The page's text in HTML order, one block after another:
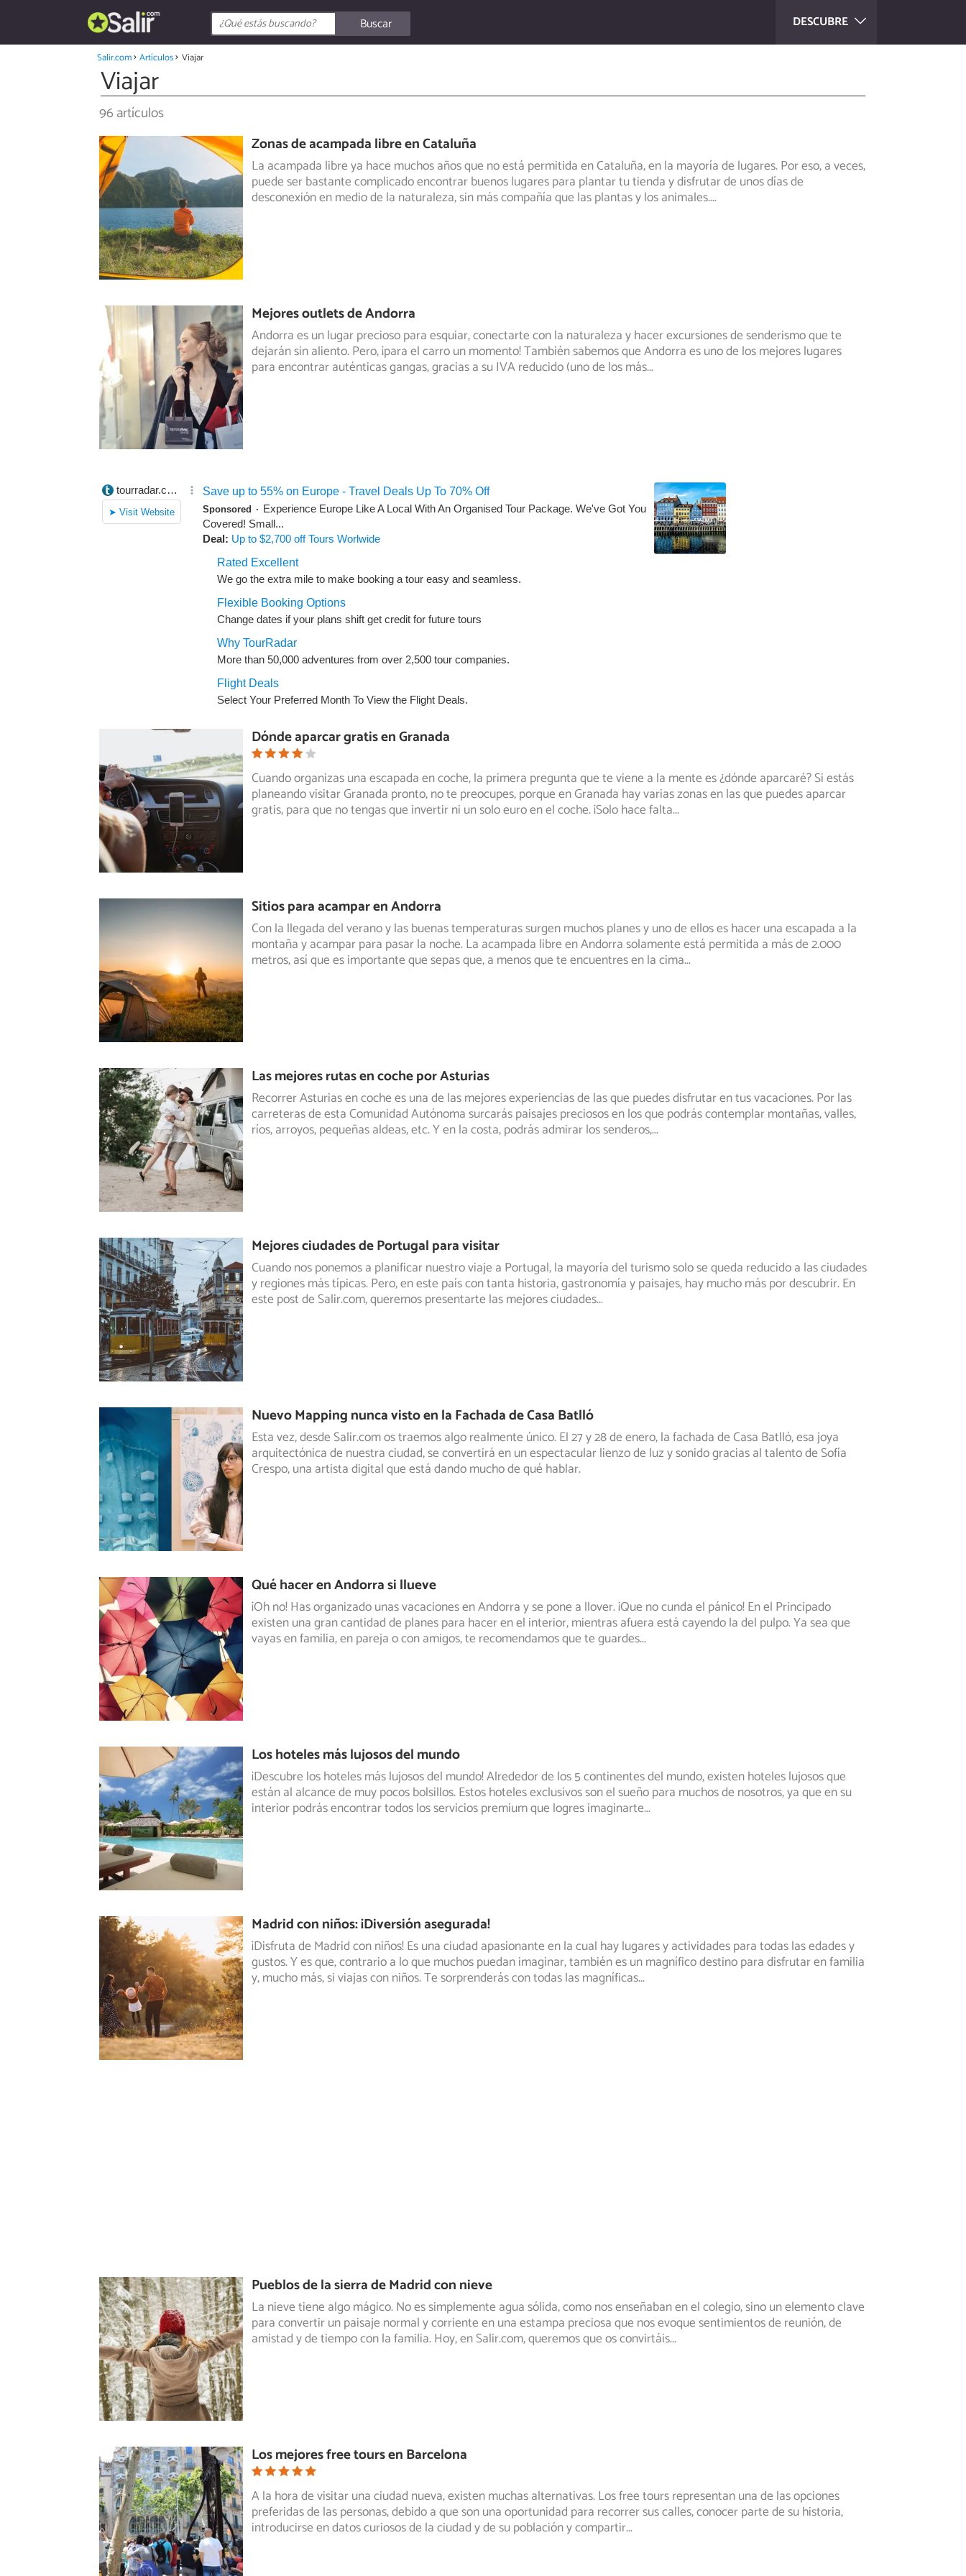
DESCUBRE
Buscar
Salir.com Artículos Viajar
Viajar
96 artículos
Zonas de acampada libre en Cataluña
La acampada libre ya hace muchos años que no está permitida en Cataluña, en la mayoría de lugares. Por eso, a veces,
puede ser bastante complicadoencontrar buenos lugares para plantar tu tienda y disfrutar de unos días de
desconexión en medio de la naturaleza, sin más compañía que las plantas y los animales....
Mejores outlets de Andorra
Andorra es un lugar precioso para esquiar, conectarte con la naturaleza y hacer excursiones de senderismo que te
dejarán sin aliento. Pero,¡para el carro un momento! También sabemos que Andorra es uno de los mejores lugares
para encontrar auténticas gangas, gracias a su IVA reducido (uno de los más...
Dónde aparcar gratis en Granada
Cuando organizas una escapada en coche, la primera pregunta que te viene a la mente es ¿dónde aparcaré? Si estás
planeando visitar Granada pronto,no te preocupes, porque en Granada hay varias zonas en las que puedes aparcar
gratis, para que no tengas que invertir ni un solo euro en el coche. ¡Solo hace falta...
Sitios para acampar en Andorra
Con la llegada del verano y las buenas temperaturas surgen muchos planes y uno de ellos es hacer una escapada a la
montaña y acampar para pasarla noche. La acampada libre en Andorra solamente está permitida a más de 2.000
metros, así que es importante que sepas que, a menos que te encuentres en la cima...
Las mejores rutas en coche por Asturias
Recorrer Asturias en coche es una de las mejores experiencias de las que puedes disfrutar en tus vacaciones. Por las
carreteras de esta ComunidadAutónoma surcarás paisajes preciosos en los que podrás contemplar montañas, valles,
ríos, arroyos, pequeñas aldeas, etc. Y en la costa, podrás admirar los senderos,...
Mejores ciudades de Portugal para visitar
Cuando nos ponemos a planificar nuestro viaje a Portugal, la mayoría del turismo solo se queda reducido a las ciudades
y regiones más típicas.Pero, en este país con tanta historia, gastronomía y paisajes, hay mucho más por descubrir. En
este post de Salir.com, queremos presentarte las mejores ciudades...
Nuevo Mapping nunca visto en la Fachada de Casa Batlló
Esta vez, desde Salir.com os traemos algo realmente único. El 27 y 28 de enero, la fachada de Casa Batlló, esa joya
arquitectónica de nuestraciudad, se convertirá en un espectacular lienzo de luz y sonido gracias al talento de Sofía
Crespo, una artista digital que está dando mucho de qué hablar.
Qué hacer en Andorra si llueve
¡Oh no! Has organizado unas vacaciones en Andorra y se pone a llover. ¡Que no cunda el pánico! En el Principado
existen una gran cantidad de planes para hacer en el interior, mientras afuera está cayendo la del pulpo. Ya sea que
vayas en familia, en pareja o con amigos, te recomendamos que te guardes...
Los hoteles más lujosos del mundo
¡Descubre los hoteles más lujosos del mundo! Alrededor de los 5 continentes del mundo, existen hoteles lujosos que
están al alcance de muy pocosbolsillos. Estos hoteles exclusivos son el sueño para muchos de nosotros, ya que en su
interior podrás encontrar todos los servicios premium que logres imaginarte...
Madrid con niños: ¡Diversión asegurada!
¡Disfruta de Madrid con niños! Es una ciudad apasionante en la cual hay lugares y actividades para todas las edades y
gustos. Y es que, contrarioa lo que muchos puedan imaginar, también es un magnífico destino para disfrutar en familia
y, mucho más, si viajas con niños. Te sorprenderás con todas las magníficas...
Pueblos de la sierra de Madrid con nieve
La nieve tiene algo mágico. No es simplemente agua sólida, como nos enseñaban en el colegio, sino un elemento clave
para convertir un paisaje normal y corriente en una estampa preciosa que nos evoque sentimientos de reunión, de
amistad y de tiempo con la familia. Hoy, en Salir.com, queremos que os convirtáis...
Los mejores free tours en Barcelona
A la hora de visitar una ciudad nueva, existen muchas alternativas. Los free tours representan una de las opciones
preferidas de las personas,debido a que son una oportunidad para recorrer sus calles, conocer parte de su historia,
introducirse en datos curiosos de la ciudad y de su población y compartir...